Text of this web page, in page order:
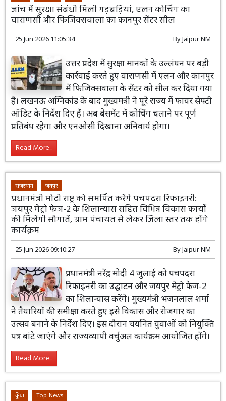
जांच में सुरक्षा संबंधी मिली गड़बड़ियां, एलन कोचिंग का
वाराणसी और फिजिक्सवाला का कानपुर सेंटर सील
25 Jun 2026 11:05:34 ByJaipur NM
उत्तर प्रदेश में सुरक्षा मानकों के उल्लंघन पर बड़ी
कार्रवाई करते हुए वाराणसी में एलन और कानपुर
में फिजिक्सवाला के सेंटर को सील कर दिया गया
है। लखनऊ अग्निकांड के बाद मुख्यमंत्री ने पूरे राज्य में फायर सेफ्टी
ऑडिट के निर्देश दिए हैं। अब बेसमेंट में कोचिंग चलाने पर पूर्ण
प्रतिबंध रहेगा और एनओसी दिखाना अनिवार्य होगा।
Read More...
राजस्थान जयपुर
प्रधानमंत्री मोदी राष्ट्र को समर्पित करेंगे पचपदरा रिफाइनरी:
जयपुर मेट्रो फेज-2 के शिलान्यास सहित विभिन्न विकास कार्यों
की मिलेंगी सौगातें, ग्राम पंचायत से लेकर जिला स्तर तक होंगे
कार्यक्रम
25 Jun 2026 09:10:27 ByJaipur NM
प्रधानमंत्री नरेंद्र मोदी 4 जुलाई को पचपदरा
रिफाइनरी का उद्घाटन और जयपुर मेट्रो फेज-2
का शिलान्यास करेंगे। मुख्यमंत्री भजनलाल शर्मा
ने तैयारियों की समीक्षा करते हुए इसे विकास और रोजगार का
उत्सव बनाने के निर्देश दिए। इस दौरान चयनित युवाओं को नियुक्ति
पत्र बांटे जाएंगे और राज्यव्यापी वर्चुअल कार्यक्रम आयोजित होंगे।
Read More...
दुनिया Top-News